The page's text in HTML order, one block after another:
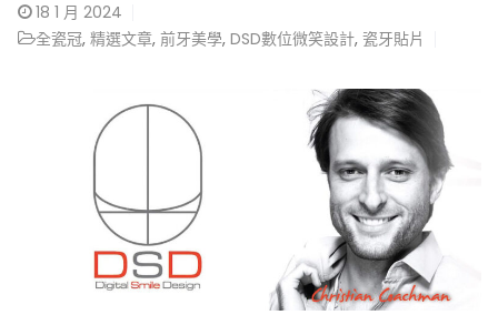
18 1 月 2024
全瓷冠, 精選文章, 前牙美學, DSD數位微笑設計, 瓷牙貼片